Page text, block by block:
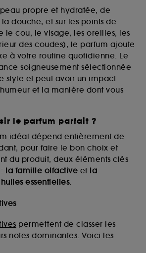
propre et hydratée, de
douche, et sur les points de
le cou, le visage, les oreilles, les
des coudes), le parfum ajoute
à votre routine quotidienne. Le
soigneusement sélectionnée
style et peut avoir un impact
et la manière dont vous
le parfum parfait ?
idéal dépend entièrement de
pour faire le bon choix et
du produit, deux éléments clés
la famille olfactive et la
essentielles.
permettent de classer les
notes dominantes. Voici les
:il s’agit de cookies
et/ou la fourniture de
du site, tel que les
qui sont utilisés afin de
de l’authentification
permettant d’accéder à votre
votre prochaine visite sur le site
votre identifiant et mot de
cookies techniques, le dépôt et la
requiert votre accord. Vous
vos choix concernant le dépôt
au bouton "personnaliser mes
ou décider de "tout accepter".
les informations de
par ces Cookies, pour les
lors de votre activité en ligne
accepter". Voous pouvez à tout
retirer votrte consentement. Si vous
plus d'information sur les cookies